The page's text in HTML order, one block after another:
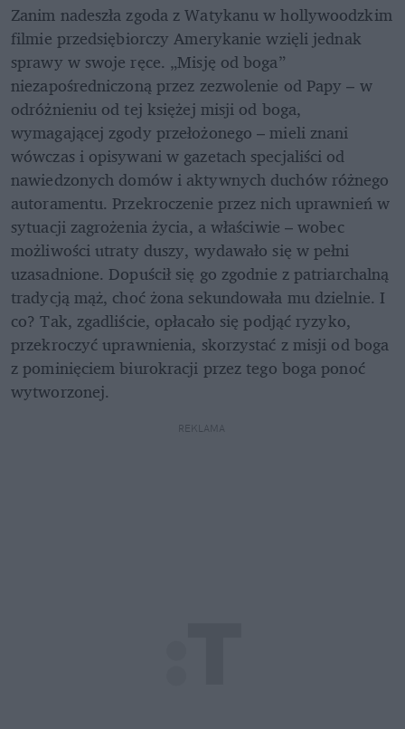
Zanim nadeszła zgoda z Watykanu w hollywoodzkim
filmie przedsiębiorczy Amerykanie wzięli jednak
sprawy w swoje ręce. „Misję od boga”
niezapośredniczoną przez zezwolenie od Papy – w
odróżnieniu od tej księżej misji od boga,
wymagającej zgody przełożonego – mieli znani
wówczas i opisywani w gazetach specjaliści od
nawiedzonych domów i aktywnych duchów różnego
autoramentu. Przekroczenie przez nich uprawnień w
sytuacji zagrożenia życia, a właściwie – wobec
możliwości utraty duszy, wydawało się w pełni
uzasadnione. Dopuścił się go zgodnie z patriarchalną
tradycją mąż, choć żona sekundowała mu dzielnie. I
co? Tak, zgadliście, opłacało się podjąć ryzyko,
przekroczyć uprawnienia, skorzystać z misji od boga
z pominięciem biurokracji przez tego boga ponoć
wytworzonej.
REKLAMA